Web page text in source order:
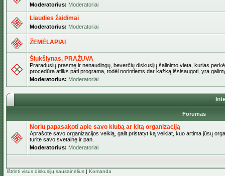
Moderatorius: Moderatoriai
Liaudies žaidimai
Moderatorius: Moderatoriai
ŽEMĖLAPIAI
Šiukšlynas, PRAŽUVA
Praradusių prasmę ir nenaudingų, beverčių diskusijų šalinimo vieta, kurias
procedūra atliks pati programa, todėl norintiems dar kažką išsisaugoti, yra
Moderatorius: Moderatoriai
Forumas
Noriu papasakoti apie savo klubą ar kitą organizaciją
Aprašote savo organizacijos veiklą, galit pristatyt ką veikiat, kuo artima jūsų
turite savo svetainę ir pan.
Moderatorius: Moderatoriai
Ištrinti visus diskusijų sausainėlius | Komanda